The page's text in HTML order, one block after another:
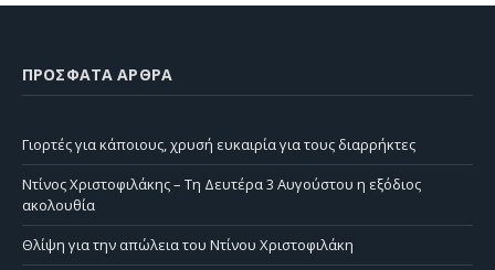
ΠΡΌΣΦΑΤΑ ΆΡΘΡΑ
Γιορτές για κάποιους, χρυσή ευκαιρία για τους διαρρήκτες
Ντίνος Χριστοφιλάκης – Τη Δευτέρα 3 Αυγούστου η εξόδιος
ακολουθία
Θλίψη για την απώλεια του Ντίνου Χριστοφιλάκη